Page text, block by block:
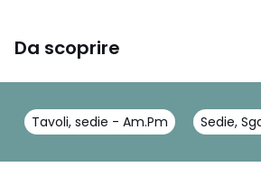
Da scoprire
Tavoli, sedie - Am.Pm Sedie,